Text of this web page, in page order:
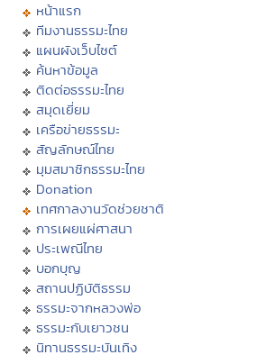
หน้าแรก
ทีมงานธรรมะไทย
แผนผังเว็บไซต์
ค้นหาข้อมูล
ติดต่อธรรมะไทย
สมุดเยี่ยม
เครือข่ายธรรมะ
สัญลักษณ์ไทย
มุมสมาชิกธรรมะไทย
Donation
เทศกาลงานวัดช่วยชาติ
การเผยแผ่ศาสนา
ประเพณีไทย
บอกบุญ
สถานปฏิบัติธรรม
ธรรมะจากหลวงพ่อ
ธรรมะกับเยาวชน
นิทานธรรมะบันเทิง